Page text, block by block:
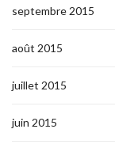
septembre 2015
août 2015
juillet 2015
juin 2015